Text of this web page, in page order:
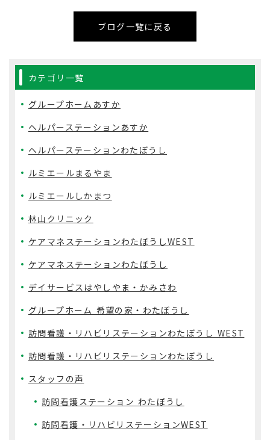
ブログ一覧に戻る
カテゴリ一覧
グループホームあすか
ヘルパーステーションあすか
ヘルパーステーションわたぼうし
ルミエールまるやま
ルミエールしかまつ
林山クリニック
ケアマネステーションわたぼうしWEST
ケアマネステーションわたぼうし
デイサービスはやしやま・かみさわ
グループホーム 希望の家・わたぼうし
訪問看護・リハビリステーションわたぼうし WEST
訪問看護・リハビリステーションわたぼうし
スタッフの声
訪問看護ステーション わたぼうし
訪問看護・リハビリステーションWEST